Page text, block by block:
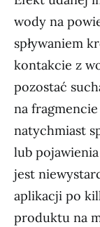
wody na
spływaniem
kontakcie z
pozostać
na
natychmiast
lub
jest
aplikacji po
produktu na